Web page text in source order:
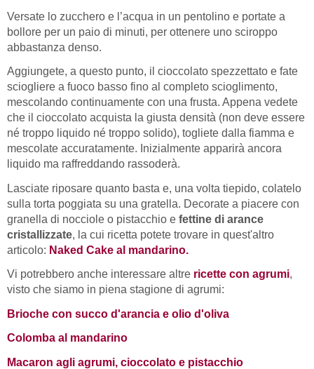
Versate lo zucchero e l’acqua in un pentolino e portate a
bollore per un paio di minuti, per ottenere uno sciroppo
abbastanza denso.
Aggiungete, a questo punto, il cioccolato spezzettato e fate
sciogliere a fuoco basso fino al completo scioglimento,
mescolando continuamente con una frusta. Appena vedete
che il cioccolato acquista la giusta densità (non deve essere
né troppo liquido né troppo solido), togliete dalla fiamma e
mescolate accuratamente. Inizialmente apparirà ancora
liquido ma raffreddando rassoderà.
Lasciate riposare quanto basta e, una volta tiepido, colatelo
sulla torta poggiata su una gratella. Decorate a piacere con
granella di nocciole o pistacchio e fettine di arance
cristallizzate, la cui ricetta potete trovare in quest'altro
articolo: Naked Cake al mandarino.
Vi potrebbero anche interessare altre ricette con agrumi,
visto che siamo in piena stagione di agrumi:
Brioche con succo d'arancia e olio d'oliva
Colomba al mandarino
Macaron agli agrumi, cioccolato e pistacchio